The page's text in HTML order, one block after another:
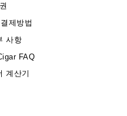
제방법
사항
FAQ
계산기